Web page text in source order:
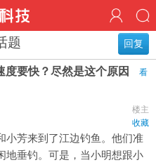
回复
题
度要快？尽然是这个原因
看
楼主
收藏
小芳来到了江边钓鱼。他们准
地垂钓。可是，当小明想跟小